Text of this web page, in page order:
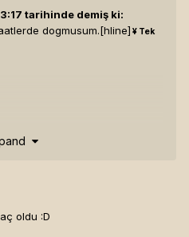
tarihinde demiş ki:
dogmusum.[hline] ¥ Tek
oldu :D